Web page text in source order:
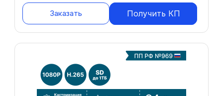
Заказать Получить КП